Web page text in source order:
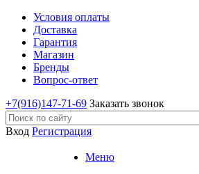
Условия оплаты
Доставка
Гарантия
Магазин
Бренды
Вопрос-ответ
+7(916)147-71-69 Заказать звонок
Вход Регистрация
Меню